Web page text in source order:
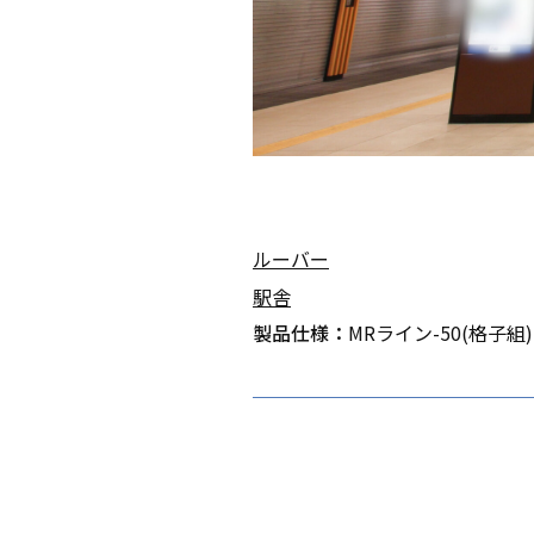
ルーバー
駅舎
製品仕様： MRライン-50(格子組